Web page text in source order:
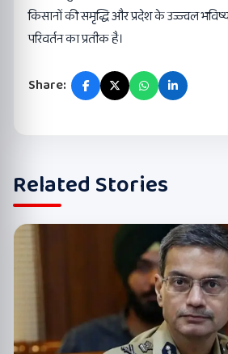
किसानों की समृद्धि और प्रदेश के उज्ज्वल
परिवर्तन का प्रतीक है।
Share:
Related Stories